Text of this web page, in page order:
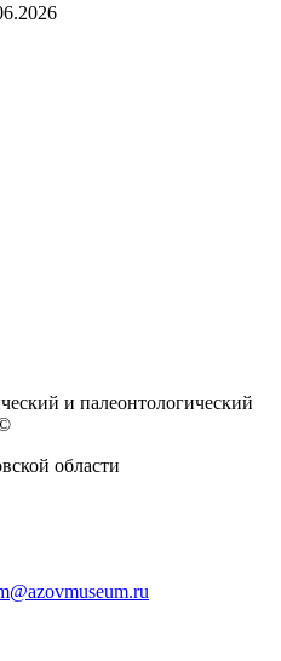
и палеонтологический
области